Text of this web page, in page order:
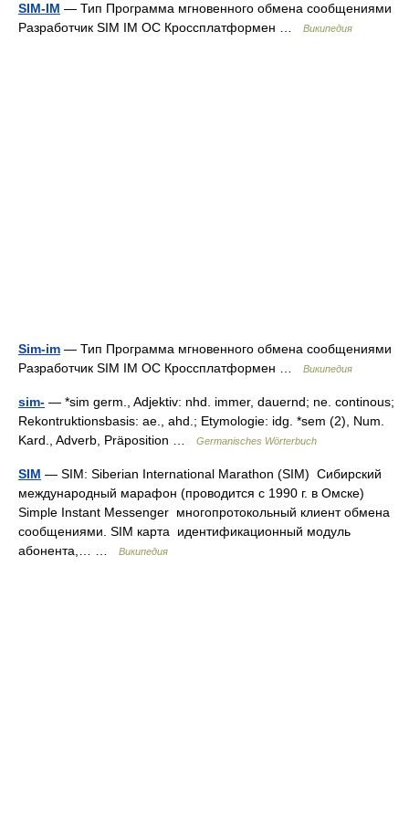
SIM-IM — Тип Программа мгновенного обмена сообщениями
Разработчик SIM IM ОС Кроссплатформен …
Википедия
Sim-im — Тип Программа мгновенного обмена сообщениями
Разработчик SIM IM ОС Кроссплатформен …
Википедия
sim- — *sim germ., Adjektiv: nhd. immer, dauernd; ne. continous;
Rekontruktionsbasis: ae., ahd.; Etymologie: idg. *sem (2), Num.
Kard., Adverb, Präposition …
Germanisches Wörterbuch
SIM — SIM: Siberian International Marathon (SIM) Сибирский
международный марафон (проводится с 1990 г. в Омске)
Simple Instant Messenger многопротокольный клиент обмена
сообщениями. SIM карта идентификационный модуль
абонента,… …
Википедия